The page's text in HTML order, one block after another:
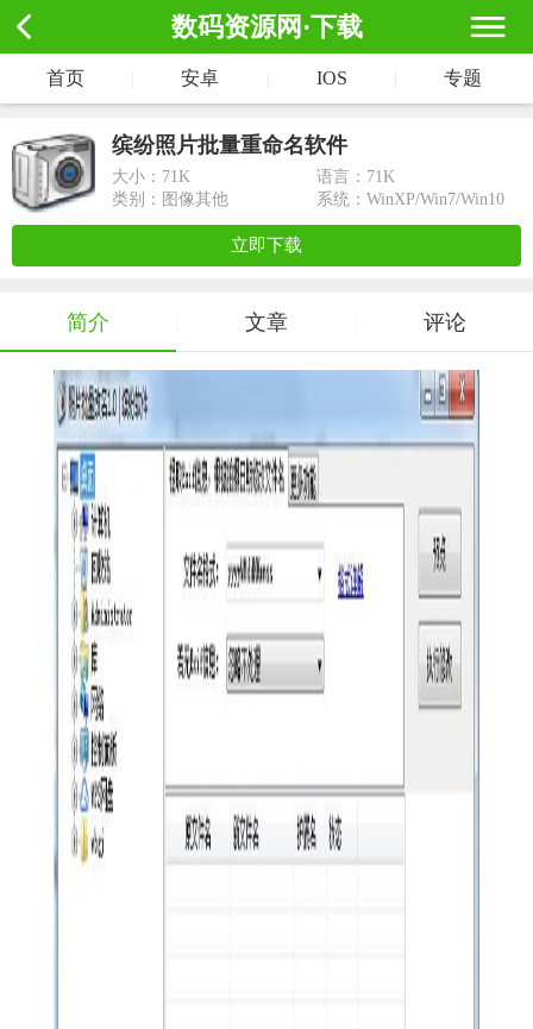
数码资源网·下载
首页 安卓 IOS 专题
缤纷照片批量重命名软件
大小： 71K
语言：71K
类别：图像其他
系统：WinXP/Win7/Win10
立即下载
简介 文章 评论